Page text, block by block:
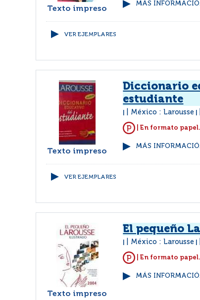
Texto impreso
MÁS
VER EJEMPLARES
Texto impreso
Diccionario
estudiante
México : Larousse
| En formato papel.
MÁS
VER EJEMPLARES
Texto impreso
El pequeño
México : Larousse
| En formato papel.
MÁS